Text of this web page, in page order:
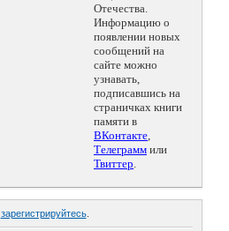
Отечества.
Информацию о
появлении новых
сообщений на
сайте можно
узнавать,
подписавшись на
страничках книги
памяти в
ВКонтакте,
Телеграмм или
Твиттер.
зарегистрируйтесь.